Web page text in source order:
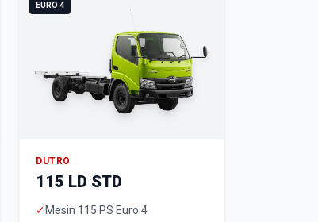
EURO 4
DUTRO
115 LD STD
✓ Mesin 115 PS Euro 4